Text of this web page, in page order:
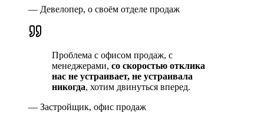
— Девелопер, о своём отделе продаж
Проблема с офисом продаж, с
менеджерами, со скоростью отклика
нас не устраивает, не устраивала
никогда, хотим двинуться вперед.
— Застройщик, офис продаж